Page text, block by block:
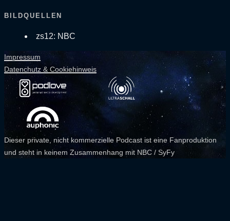
BILDQUELLEN
zs12: NBC
Impressum
Datenchutz & Cookiehinweis
Dieser private, nicht kommerzielle Podcast ist eine Fanproduktion
und steht in keinem Zusammenhang mit NBC / SyFy